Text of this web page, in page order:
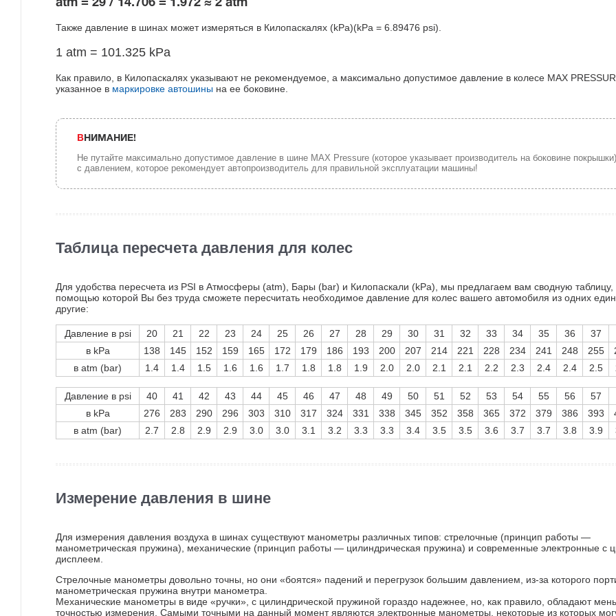
atm = 29 / 14.706 = 1.972 ≈ 2 atm
Также давление в шинах может измеряться в Килопаскалях (kPa)(kPa = 6.89476 psi).
1 atm = 101.325 kPa
Как правило, в Килопаскалях указывают не рекомендуемое, а максимально допустимое давление в колесе MAX
указанное в маркировке автошины на ее боковине.
ВНИМАНИЕ!
Не путайте максимально допустимое давление в шине MAX Pressure (которое указывает производитель на боковине покрышки)
с давлением, которое рекомендует автопроизводитель для правильной эксплуатации машины!
Таблица пересчета давления для колес
Для удобства пересчета из PSI в Атмосферы (atm), Бары (bar) и Килопаскали (kPa), мы предлагаем вам сводную таблицу,
помощью которой Вы без труда сможете пересчитать необходимое давление для колес вашего автомобиля из одних
другие:
Давление в psi 20 21 22 23 24 25 26 27 28 29 30 31 32 33 34 35 36 37
в kPa
138 145 152 159 165 172 179 186 193 200 207 214 221 228 234 241 248 255
в atm (bar)
1.4 1.4 1.5 1.6 1.6 1.7 1.8 1.8 1.9 2.0 2.0 2.1 2.1 2.2 2.3 2.4 2.4 2.5
Давление в psi 40 41 42 43 44 45 46 47 48 49 50 51 52 53 54 55 56 57
в kPa
276 283 290 296 303 310 317 324 331 338 345 352 358 365 372 379 386 393
в atm (bar)
2.7 2.8 2.9 2.9 3.0 3.0 3.1 3.2 3.3 3.3 3.4 3.5 3.5 3.6 3.7 3.7 3.8 3.9
Измерение давления в шине
Для измерения давления воздуха в шинах существуют манометры различных типов: стрелочные (принцип работы —
манометрическая пружина), механические (принцип работы — цилиндрическая пружина) и современные электронные с
дисплеем.
Стрелочные манометры довольно точны, но они «боятся» падений и перегрузок большим давлением, из-за которого
манометрическая пружина внутри манометра.
Механические манометры в виде «ручки», с цилиндрической пружиной гораздо надежнее, но, как правило, обладают
точностью измерения. Самыми точными на данный момент являются электронные манометры, некоторые из которых